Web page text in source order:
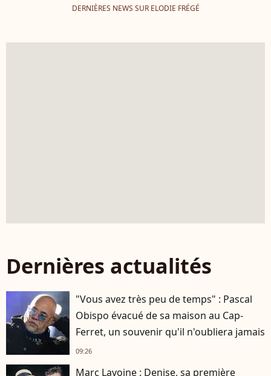
DERNIÈRES NEWS SUR ELODIE FRÉGÉ
Dernières actualités
"Vous avez très peu de temps" : Pascal
Obispo évacué de sa maison au Cap-
Ferret, un souvenir qu'il n'oubliera jamais
09:26
Marc Lavoine : Denise, sa première